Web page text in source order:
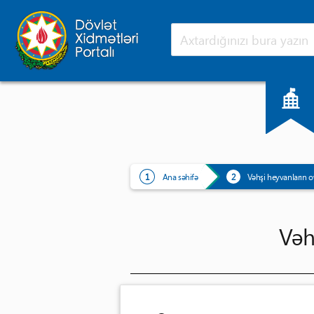
Ana səhifə Yeniliklər
Ana səhifə Vəhşi heyvanların